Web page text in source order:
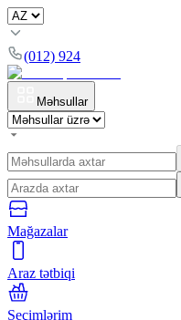
(012) 924
Məhsullar
Mağazalar
Araz tətbiqi
Seçimlərim